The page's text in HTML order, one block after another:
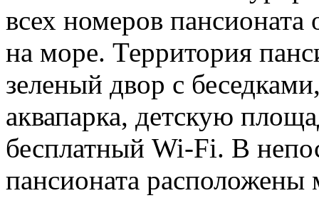
всех номеров
на море. Территория
зеленый двор с
аквапарка, детскую
бесплатный Wi-Fi. В
пансионата